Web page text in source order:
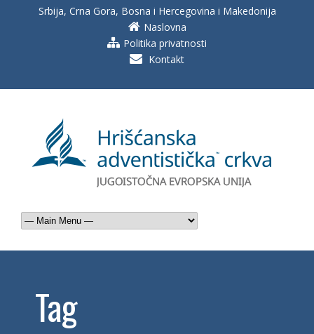
Srbija, Crna Gora, Bosna i Hercegovina i Makedonija
Naslovna
Politika privatnosti
Kontakt
Tag